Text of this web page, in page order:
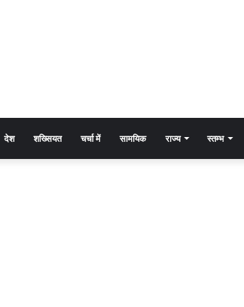
देश शख्सियत चर्चा में सामयिक राज्य स्तम्भ